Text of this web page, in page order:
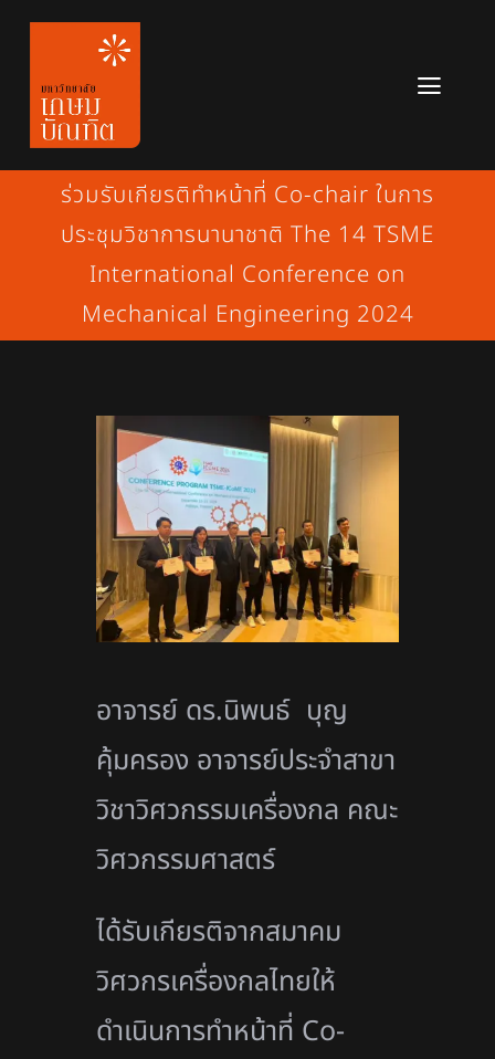
Skip
content
หลักสูตร
ข่าวสาร
เกี่ยวกับมหาวิทยาลัย
ติดต่อเรา
ร่วมรับเกียรติทำหน้าที่ Co-chair ในการ
ประชุมวิชาการนานาชาติ The 14 TSME
International Conference on
Mechanical Engineering 2024
อาจารย์ ดร.นิพนธ์ บุญ
คุ้มครอง อาจารย์ประจำสาขา
วิชาวิศวกรรมเครื่องกล คณะ
วิศวกรรมศาสตร์
ได้รับเกียรติจากสมาคม
วิศวกรเครื่องกลไทยให้
ดำเนินการทำหน้าที่ Co-